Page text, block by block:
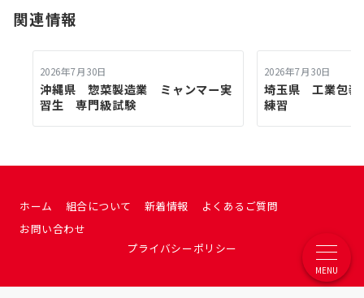
関連情報
2026年7月30日
沖縄県 惣菜製造業 ミャンマー実
習生 専門級試験
2026年7月30日
埼玉県 工業包
練習
ホーム 組合について 新着情報
よくあるご質問
お問い合わせ
プライバシーポリシー
MENU